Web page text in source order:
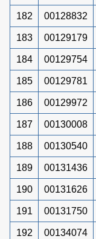
182 00128832
183 00129179
184 00129754
185 00129781
186 00129972
187 00130008
188 00130540
189 00131436
190 00131626
191 00131750
192 00134074